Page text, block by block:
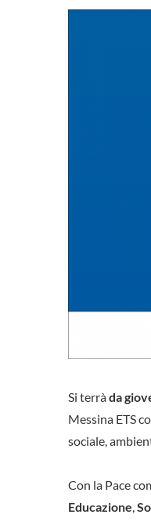
Si terràda
Messina ETS
sociale,
Con la Pace
Educazione,